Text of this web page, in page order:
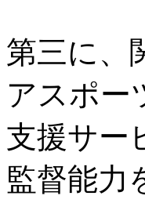
第三に、
アスポー
支援サー
監督能力